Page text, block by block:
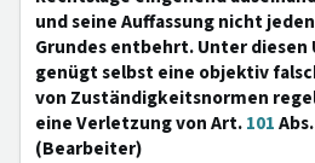
und seine Auffassung nicht
Grundes entbehrt. Unter diesen
genügt selbst eine objektiv
von Zuständigkeitsnormen
eine Verletzung von Art.101
(Bearbeiter)